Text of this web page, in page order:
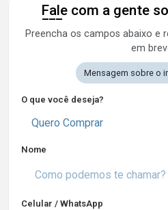
Fale com a gente
Preencha os campos abaixo e
em
Mensagem sobre o
O que você deseja?
Quero Comprar
Nome
Celular / WhatsApp